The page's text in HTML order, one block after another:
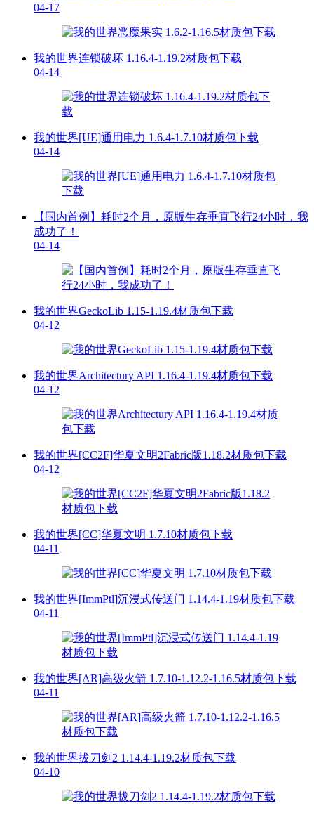
04-17
我的世界连锁破坏 1.16.4-1.19.2材质包下载
04-14
我的世界[UE]通用电力 1.6.4-1.7.10材质包下载
04-14
【国内首例】耗时2个月，原版生存垂直飞行24小时，我
成功了！
04-14
我的世界GeckoLib 1.15-1.19.4材质包下载
04-12
我的世界Architectury API 1.16.4-1.19.4材质包下载
04-12
我的世界[CC2F]华夏文明2Fabric版1.18.2材质包下载
04-12
我的世界[CC]华夏文明 1.7.10材质包下载
04-11
我的世界[ImmPtl]沉浸式传送门 1.14.4-1.19材质包下载
04-11
我的世界[AR]高级火箭 1.7.10-1.12.2-1.16.5材质包下载
04-11
我的世界拔刀剑2 1.14.4-1.19.2材质包下载
04-10